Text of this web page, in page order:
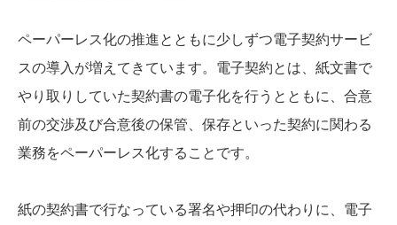
ペーパーレス化の推進とともに少しずつ電子契約サービ
スの導入が増えてきています。電子契約とは、紙文書で
やり取りしていた契約書の電子化を行うとともに、合意
前の交渉及び合意後の保管、保存といった契約に関わる
業務をペーパーレス化することです。
紙の契約書で行なっている署名や押印の代わりに、電子